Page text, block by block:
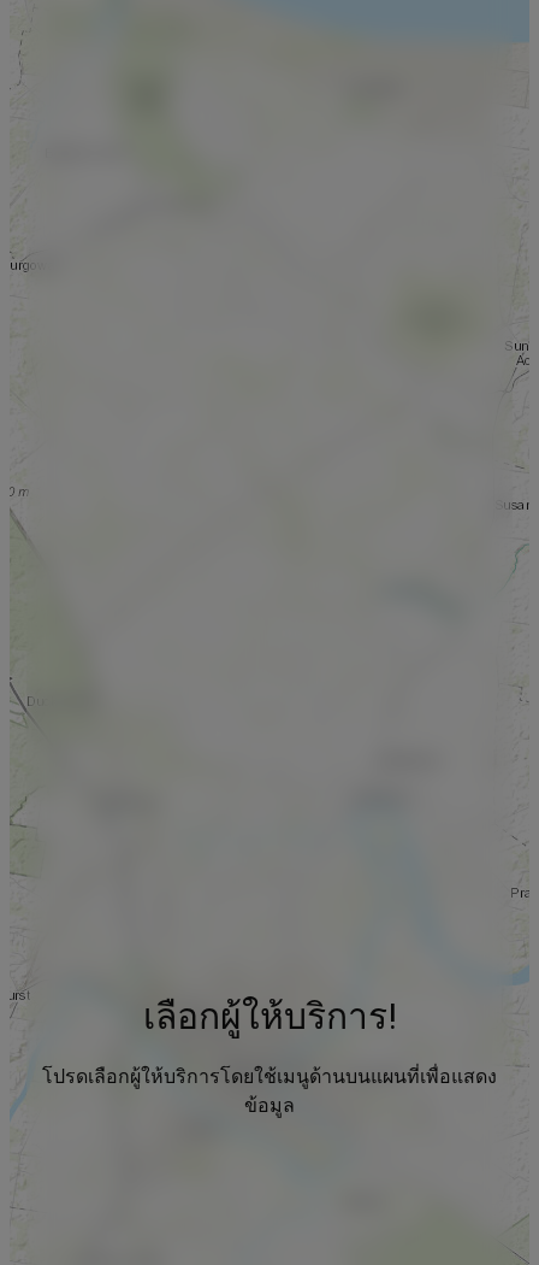
เลือกผู้ให้บริการ!
โปรดเลือกผู้ให้บริการโดยใช้เมนูด้านบนแผนที่เพื่อแสดง
ข้อมูล